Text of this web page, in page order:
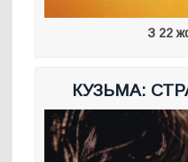
З 22
КУЗЬМА: